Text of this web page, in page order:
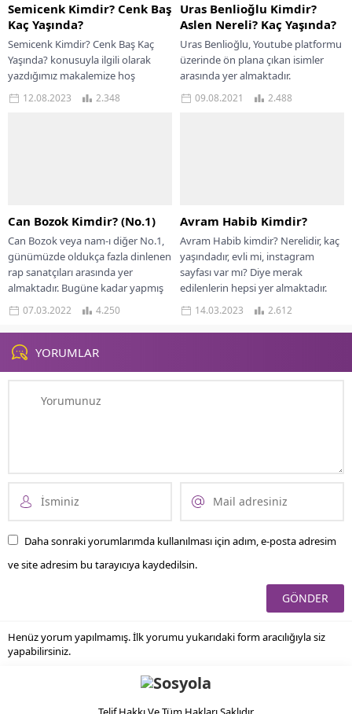
Semicenk Kimdir? Cenk Baş
Kaç Yaşında?
Semicenk Kimdir? Cenk Baş Kaç
Yaşında? konusuyla ilgili olarak
yazdığımız makalemize hoş
geldiniz. Türk müzik sahnesinin
genç ve yetenekli isimlerinden...
12.08.2023 2.348
Uras Benlioğlu Kimdir?
Aslen Nereli? Kaç Yaşında?
Uras Benlioğlu, Youtube platformu
üzerinde ön plana çıkan isimler
arasında yer almaktadır.
Takipçilerinin beğenisini kazanmak
adına ürettiği içerikler ile her...
09.08.2021 2.488
Can Bozok Kimdir? (No.1)
Can Bozok veya nam-ı diğer No.1,
günümüzde oldukça fazla dinlenen
rap sanatçıları arasında yer
almaktadır. Bugüne kadar yapmış
olduğu albümler...
07.03.2022 4.250
Avram Habib Kimdir?
Avram Habib kimdir? Nerelidir, kaç
yaşındadır, evli mi, instagram
sayfası var mı? Diye merak
edilenlerin hepsi yer almaktadır.
Avram Habib...
14.03.2023 2.612
YORUMLAR
Daha sonraki yorumlarımda kullanılması için adım, e-posta adresim
ve site adresim bu tarayıcıya kaydedilsin.
Henüz yorum yapılmamış. İlk yorumu yukarıdaki form aracılığıyla siz
yapabilirsiniz.